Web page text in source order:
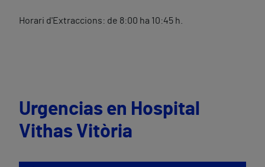
Horari d'Extraccions: de 8:00 ha 10:45 h.
Urgencias en Hospital
Vithas Vitòria